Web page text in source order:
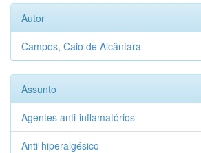
Autor
Campos, Caio de Alcântara
Assunto
Agentes anti-inflamatórios
Anti-hiperalgésico